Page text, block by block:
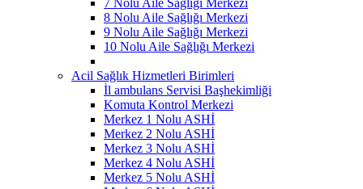
8 Nolu Aile Sağlığı Merkezi
9 Nolu Aile Sağlığı Merkezi
10 Nolu Aile Sağlığı Merkezi
Acil Sağlık Hizmetleri Birimleri
İl ambulans Servisi Başhekimliği
Komuta Kontrol Merkezi
Merkez 1 Nolu ASHİ
Merkez 2 Nolu ASHİ
Merkez 3 Nolu ASHİ
Merkez 4 Nolu ASHİ
Merkez 5 Nolu ASHİ